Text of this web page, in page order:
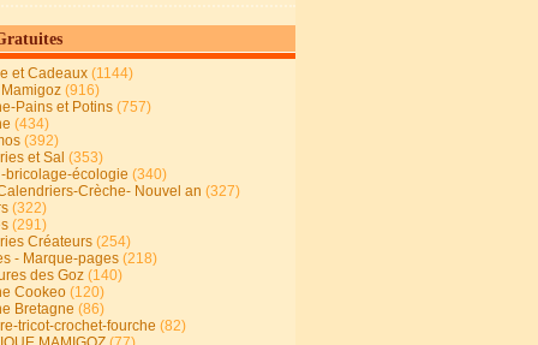
et Cadeaux (1144)
(916)
Pains et Potins (757)
(434)
(392)
et Sal (353)
bricolage-écologie (340)
Crèche- Nouvel an (327)
(322)
(291)
Créateurs (254)
- Marque-pages (218)
des Goz (140)
Cookeo (120)
Bretagne (86)
tricot-crochet-fourche (82)